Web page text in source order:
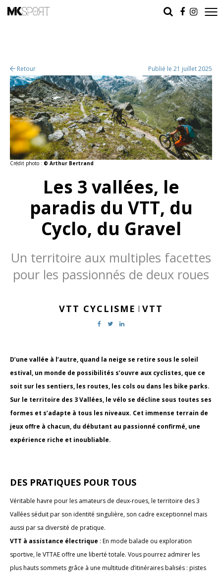
Retour Publié le 21 juillet 2025
Crédit photo : © Arthur Bertrand
Les 3 vallées, le
paradis du VTT, du
Cyclo, du Gravel
Un territoire aux multiples facettes
pour les passionnés de deux roues
VTT CYCLISME | VTT
D’une vallée à l’autre, quand la neige se retire sous le soleil
estival, un monde de possibilités s’ouvre aux cyclistes, que ce
soit sur les sentiers, les routes, les cols ou dans les bike parks.
Sur le territoire des 3 Vallées, le vélo se décline sous toutes ses
formes et s’adapte à tous les niveaux. Cet immense terrain de
jeux offre à chacun, du débutant au passionné confirmé, une
expérience riche et inoubliable.
DES PRATIQUES POUR TOUS
Véritable havre pour les amateurs de deux-roues, le territoire des 3
Vallées séduit par son identité singulière, son cadre exceptionnel mais
aussi par sa diversité de pratique.
VTT à assistance électrique : En mode balade ou exploration
sportive, le VTTAE offre une liberté totale. Vous pourrez admirer les
plus hauts sommets grâce à une multitude d’itinéraires balisés : pistes